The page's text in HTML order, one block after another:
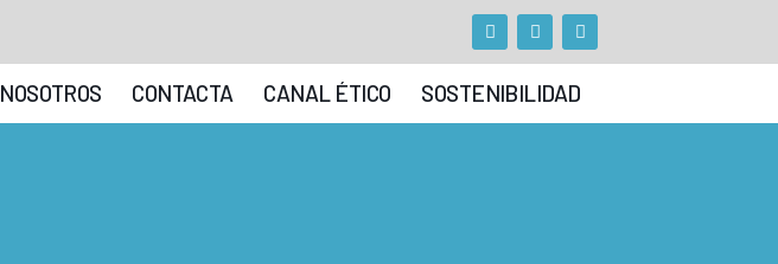
NOSOTROS CONTACTA CANAL ÉTICO SOSTENIBILIDAD